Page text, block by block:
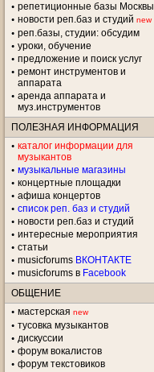
репетиционные базы Москвы
новости реп.баз и студий new
реп.базы, студии: обсудим
уроки, обучение
предложение и поиск услуг
ремонт инструментов и
аппарата
аренда аппарата и
муз.инструментов
ПОЛЕЗНАЯ ИНФОРМАЦИЯ
каталог информации для
музыкантов
музыкальные магазины
концертные площадки
aфиша концертов
список реп. баз и студий
новости реп.баз и студий
интересные мероприятия
статьи
musicforums ВКОНТАКТЕ
musicforums в Facebook
ОБЩЕНИЕ
мастерская new
тусовка музыкантов
дискуссии
форум вокалистов
форум текстовиков